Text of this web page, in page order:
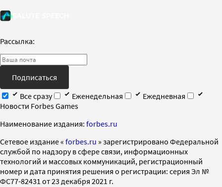
Рассылка:
Подписаться
Все сразу
Еженедельная
Ежедневная
Новости Forbes Games
Наименование издания: forbes.ru
Cетевое издание « forbes.ru » зарегистрировано Федеральной
службой по надзору в сфере связи, информационных
технологий и массовых коммуникаций, регистрационный
номер и дата принятия решения о регистрации: серия Эл №
ФС77-82431 от 23 декабря 2021 г.